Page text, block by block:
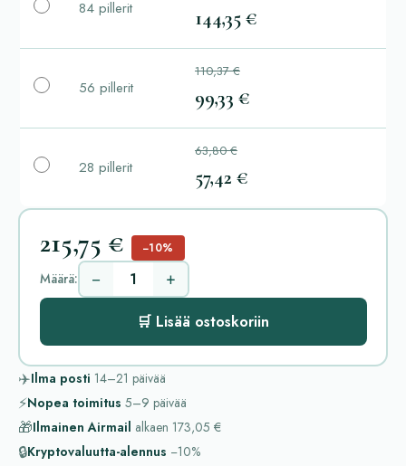
84 pillerit 144,35 €
56 pillerit
110,37 €
99,33 €
28 pillerit
63,80 €
57,42 €
215,75 € −10%
Määrä: − +
🛒 Lisää ostoskoriin
✈️Ilma posti 14–21 päivää
⚡Nopea toimitus 5–9 päivää
🎁Ilmainen Airmail alkaen 173,05 €
🔒Kryptovaluutta-alennus −10%